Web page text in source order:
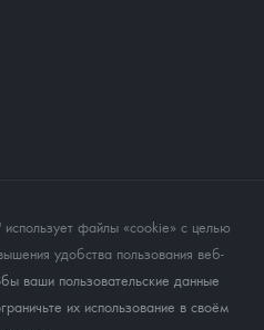
файлы «cookie» с целью
удобства пользования веб-
ваши пользовательские данные
их использование в своём